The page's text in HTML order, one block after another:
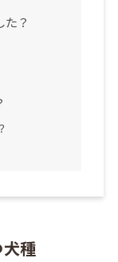
？
種